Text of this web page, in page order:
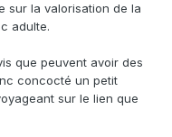
sur la valorisation de la
adulte.
que peuvent avoir des
concocté un petit
sur le lien que